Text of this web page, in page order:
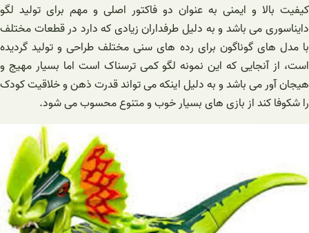
کیفیت بالا و ایمنی به عنوان دو فاکتور اصلی و مهم برای تولید لگو
دایناسوری می‌ باشد و به دلیل طرفداران زیادی که دارد در قطعات مختلف
با مدل ‌های گوناگون برای رده ‌های سنی مختلف طراحی و تولید گردیده
‌است، از آنجایی ‌که این نمونه لگو کمی ترسناک است اما بسیار مهیج و
هیجان آور می ‌باشد و به دلیل اینکه می تواند قدرت ذهن و خلاقیت کودک
را شکوفا کند از بازی ‌های بسیار خوب و متنوع محسوب می ‌شود.